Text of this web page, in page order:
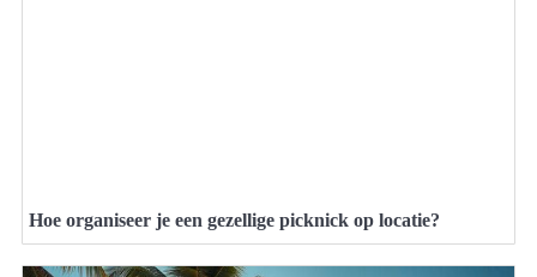
Hoe organiseer je een gezellige picknick op locatie?